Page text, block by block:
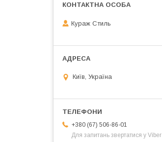
Кураж Стиль
Київ, Україна
+380 (67) 506-86-01
Для запитань звертатися у Viber